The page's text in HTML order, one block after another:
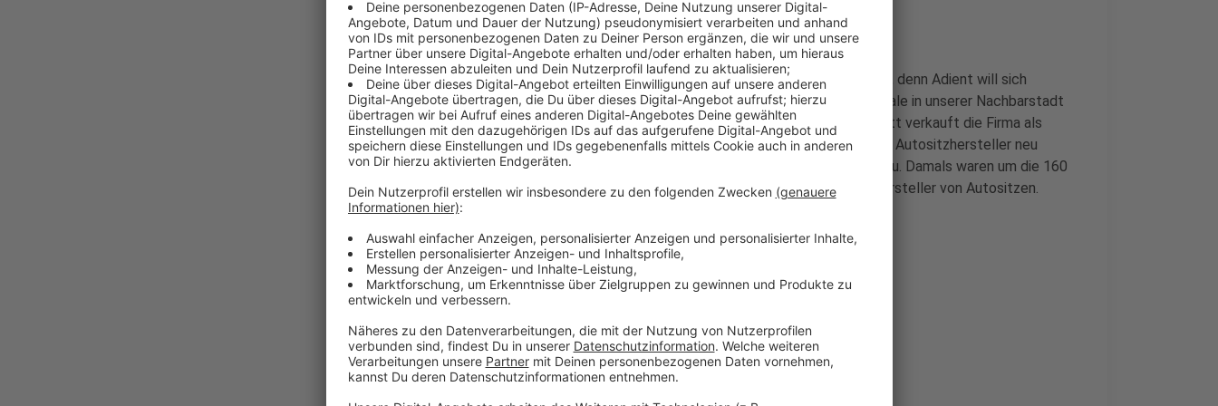
Anzeige
155 Menschen werden in den nächsten Jahren ihre Jobs verlieren, denn Adient will sich
finanziell für die Zukunft absichern. Betroffen ist die Europazentrale in unserer Nachbarstadt
Burscheid und das Entwicklungszentrum in Solingen. Diesen Schritt verkauft die Firma als
Transformationsprogramm. Wegen der Branchenkrise will sich der Autositzhersteller neu
strukturieren. Schon vor knapp 4 Jahren gab es einen Stellenabbau. Damals waren um die 160
Arbeitnehmer betroffen. Adient ist weltweiteiner der größten Hersteller von Autositzen.
Mehr Meldungen aus Leverkusen
Prozess zu Messerangriff auf schwangere Frau startet